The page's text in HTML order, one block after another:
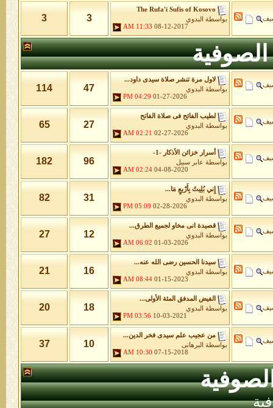
The Rufa'i Sufis of Kosovo
بواسطة
البدوي
08-12-2017
11:33 AM
3
3
لاول مرة تنشر صلاة سيدى داود...
بواسطة
البدوي
01-27-2026
04:29 PM
47
114
لطيب الفائح فى صلاة الفاتح
بواسطة
البدوي
02-27-2026
02:21 AM
27
65
أسرار خزائن اﻷذكار -1-
بواسطة عابر سبيل
04-08-2020
02:24 AM
96
182
إِني بُلِيتُ بِأَرْبعٍ مَا...
بواسطة
البدوي
02-28-2026
05:09 PM
31
82
قصيدة انى مخاو لجميع الطرق...
بواسطة
البدوي
01-03-2026
06:02 AM
12
27
سيدنا الحسين رضى الله عنه...
بواسطة
البدوي
01-15-2023
08:44 AM
16
21
الفيض المدفق المئة الأولى...
بواسطة
البدوي
10-03-2021
03:56 PM
18
20
من عجيب علم سيدى فخر الدين...
بواسطة
البرهانى
07-15-2018
10:30 AM
10
37